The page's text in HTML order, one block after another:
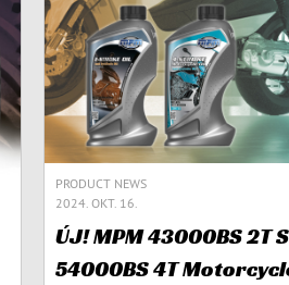
PRODUCT NEWS
2024. OKT. 16.
ÚJ! MPM 43000BS 2T
54000BS 4T